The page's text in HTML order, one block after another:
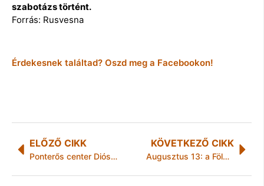
szabotázs történt.
Forrás: Rusvesna
Érdekesnek találtad? Oszd meg a Facebookon!
ELŐZŐ CIKK
Ponterős center Diósgyőrben
KÖVETKEZŐ CIKK
Augusztus 13: a Föld Túllövésének Napja